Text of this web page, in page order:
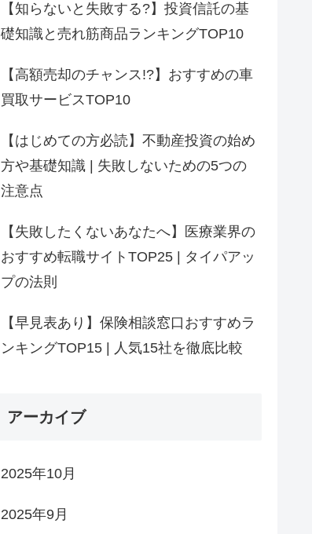
【知らないと失敗する?】投資信託の基
礎知識と売れ筋商品ランキングTOP10
【高額売却のチャンス!?】おすすめの車
買取サービスTOP10
【はじめての方必読】不動産投資の始め
方や基礎知識 | 失敗しないための5つの
注意点
【失敗したくないあなたへ】医療業界の
おすすめ転職サイトTOP25 | タイパアッ
プの法則
【早見表あり】保険相談窓口おすすめラ
ンキングTOP15 | 人気15社を徹底比較
アーカイブ
2025年10月
2025年9月